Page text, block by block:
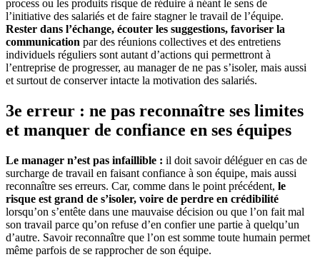
process ou les produits risque de réduire à néant le sens de
l’initiative des salariés et de faire stagner le travail de l’équipe.
Rester dans l’échange, écouter les suggestions, favoriser la
communication par des réunions collectives et des entretiens
individuels réguliers sont autant d’actions qui permettront à
l’entreprise de progresser, au manager de ne pas s’isoler, mais aussi
et surtout de conserver intacte la motivation des salariés.
3e erreur : ne pas reconnaître ses limites
et manquer de confiance en ses équipes
Le manager n’est pas infaillible : il doit savoir déléguer en cas de
surcharge de travail en faisant confiance à son équipe, mais aussi
reconnaître ses erreurs. Car, comme dans le point précédent, le
risque est grand de s’isoler, voire de perdre en crédibilité
lorsqu’on s’entête dans une mauvaise décision ou que l’on fait mal
son travail parce qu’on refuse d’en confier une partie à quelqu’un
d’autre. Savoir reconnaître que l’on est somme toute humain permet
même parfois de se rapprocher de son équipe.